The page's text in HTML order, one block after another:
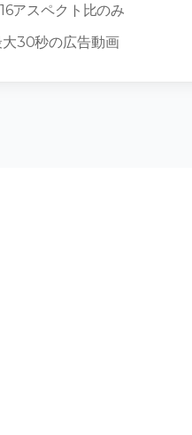
アスペクト比のみ
30秒の広告動画